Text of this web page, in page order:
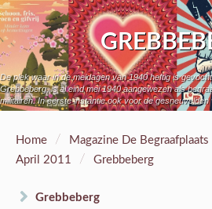
De plek waar in de meidagen van 1940 heftig is
Grebbeberg, is al eind mei 1940 aangewezen als
militairen. In eerste instantie ook voor de gesneuvelden
Home / Magazine De Begraafplaats
April 2011 / Grebbeberg
Grebbeberg